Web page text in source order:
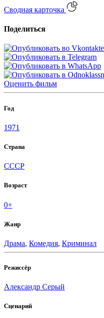
Сводная карточка
Поделиться
Оценить фильм
Год
1971
Страна
СССР
Возраст
0+
Жанр
Драма, Комедия, Криминал
Режиссёр
Александр Серый
Сценарий